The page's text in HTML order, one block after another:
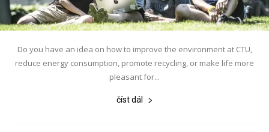
Do you have an idea on how to improve the environment at CTU,
reduce energy consumption, promote recycling, or make life more
pleasant for...
číst dál